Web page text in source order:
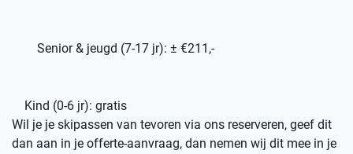
Senior & jeugd (7-17 jr): ± €211,-
Kind (0-6 jr): gratis
Wil je je skipassen van tevoren via ons reserveren, geef dit
dan aan in je offerte-aanvraag, dan nemen wij dit mee in je